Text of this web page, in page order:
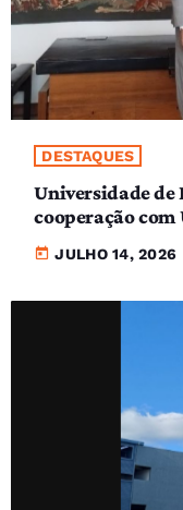
DESTAQUES
Universidade de
cooperação
today JULHO 14, 2026